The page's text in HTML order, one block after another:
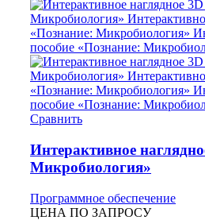
Сравнить
Интерактивное
Микробиология»
Программное обеспечение
ЦЕНА ПО ЗАПРОСУ